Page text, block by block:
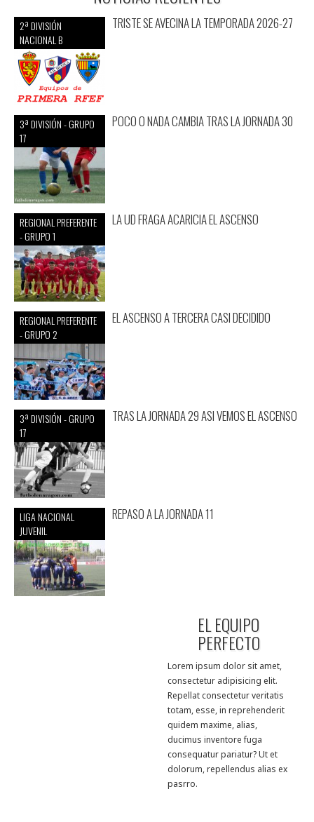
2ª DIVISIÓN
NACIONAL B
TRISTE SE AVECINA LA TEMPORADA 2026-27
3ª DIVISIÓN - GRUPO
17
POCO O NADA CAMBIA TRAS LA JORNADA 30
REGIONAL PREFERENTE
- GRUPO 1
LA UD FRAGA ACARICIA EL ASCENSO
REGIONAL PREFERENTE
- GRUPO 2
EL ASCENSO A TERCERA CASI DECIDIDO
3ª DIVISIÓN - GRUPO
17
TRAS LA JORNADA 29 ASI VEMOS EL ASCENSO
LIGA NACIONAL
JUVENIL
REPASO A LA JORNADA 11
EL EQUIPO
PERFECTO
Lorem ipsum dolor sit amet,
consectetur adipisicing elit.
Repellat consectetur veritatis
totam, esse, in reprehenderit
quidem maxime, alias,
ducimus inventore fuga
consequatur pariatur? Ut et
dolorum, repellendus alias ex
pasrro.